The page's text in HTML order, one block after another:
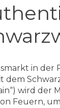
in der
dem
wird
Feuern,